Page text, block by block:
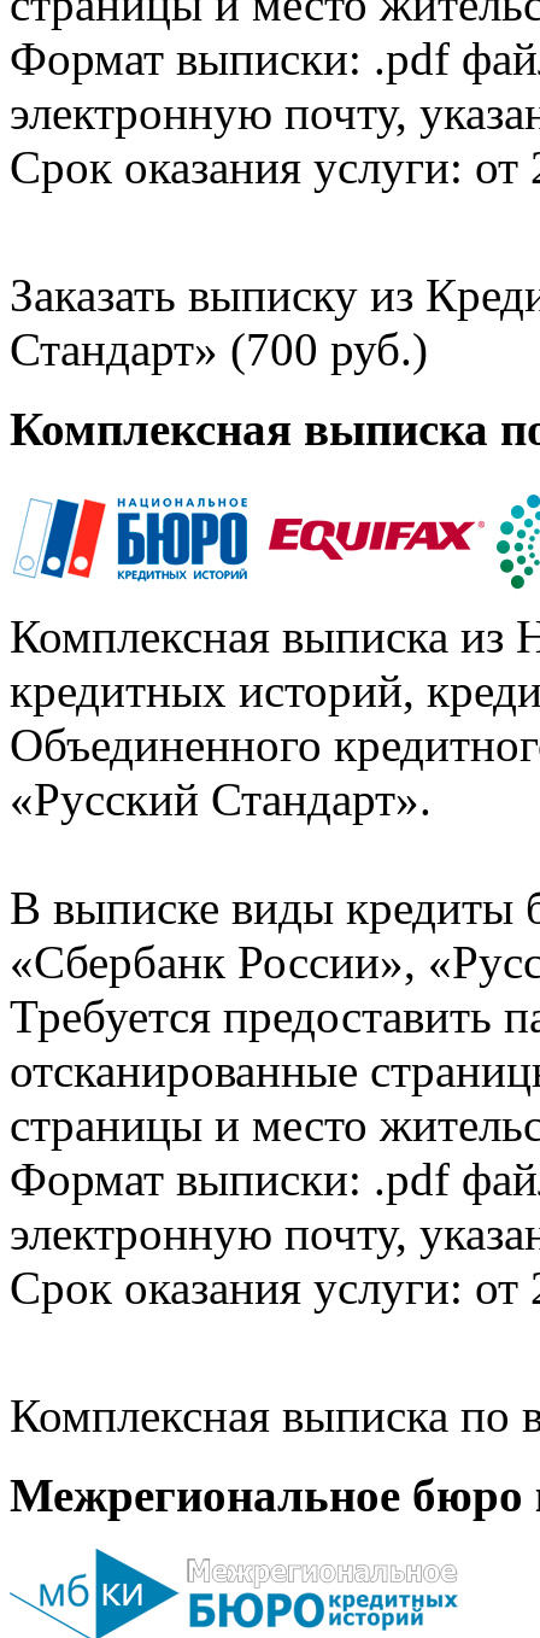
Формат выписки: .pdf
электронную почту,
Срок оказания услуги: от
Заказать выписку из
Стандарт» (700 руб.)
Комплексная выписка
Комплексная выписка из
кредитных историй,
Объединенного
«Русский Стандарт».
В выписке виды кредиты
«Сбербанк России»,
Требуется предоставить
отсканированные
страницы и место
Формат выписки: .pdf
электронную почту,
Срок оказания услуги: от
Комплексная выписка
Межрегиональное бюро